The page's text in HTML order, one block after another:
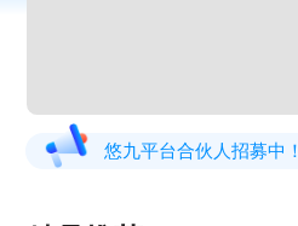
悠九平台合伙人招募中！